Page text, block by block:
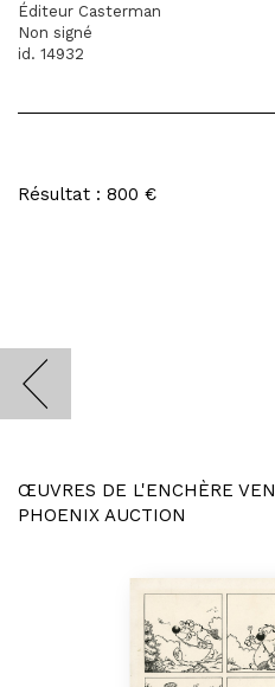
Éditeur Casterman
Non signé
id. 14932
Résultat : 800 €
ŒUVRES DE L'ENCHÈRE
PHOENIX AUCTION